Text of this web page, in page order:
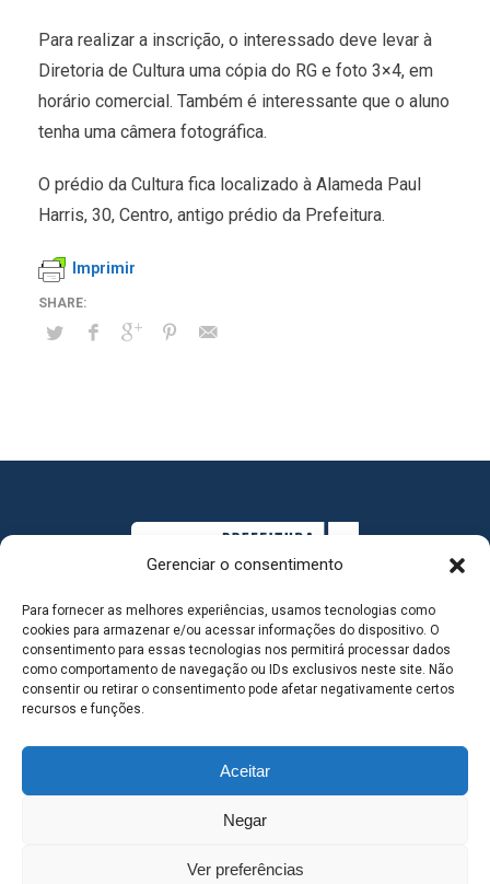
Gerenciar o consentimento
Para fornecer as melhores experiências, usamos tecnologias como
cookies para armazenar e/ou acessar informações do dispositivo. O
consentimento para essas tecnologias nos permitirá processar dados
como comportamento de navegação ou IDs exclusivos neste site. Não
consentir ou retirar o consentimento pode afetar negativamente certos
recursos e funções.
Aceitar
Negar
Ver preferências
Para realizar a inscrição, o interessado deve levar à
Diretoria de Cultura uma cópia do RG e foto 3×4, em
horário comercial. Também é interessante que o aluno
tenha uma câmera fotográfica.
O prédio da Cultura fica localizado à Alameda Paul
Harris, 30, Centro, antigo prédio da Prefeitura.
Imprimir
MAPA DO SITE
SEDE DO ADMINISTRATIVO MUNICIPAL - Avenida